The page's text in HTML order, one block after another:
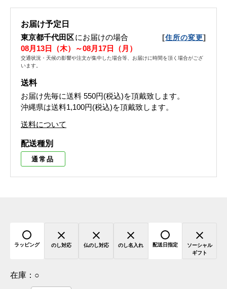
お届け予定日
東京都千代田区にお届けの場合 [住所の変更]
08月13日（木）～08月17日（月）
交通状況・天候の影響や注文が集中した場合等、お届けに時間を頂く場合がござ
います。
送料
お届け先毎に送料 550円(税込)を頂戴致します。
沖縄県は送料1,100円(税込)を頂戴致します。
送料について
配送種別
通常品
ラッピング のし対応 仏のし対応 のし名入れ 配送日指定
ソーシャル
ギフト
在庫： ○